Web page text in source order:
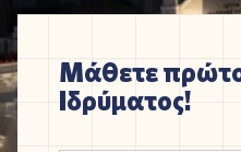
Μάθετε
Ιδρύματος!